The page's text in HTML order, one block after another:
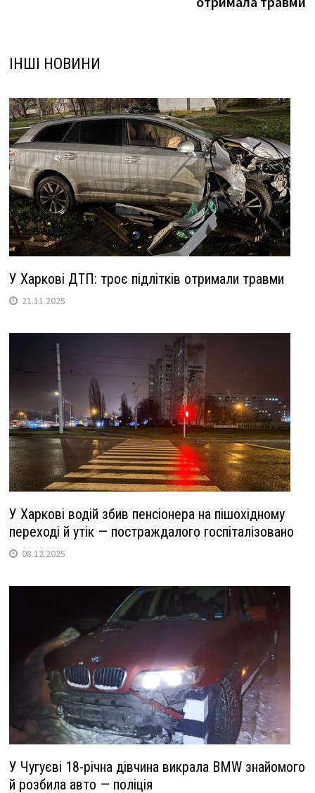
ІНШІ НОВИНИ
У Харкові ДТП: троє підлітків отримали травми
21.11.2025
У Харкові водій збив пенсіонера на пішохідному
переході й утік — постраждалого госпіталізовано
08.12.2025
У Чугуєві 18-річна дівчина викрала BMW знайомого
й розбила авто — поліція